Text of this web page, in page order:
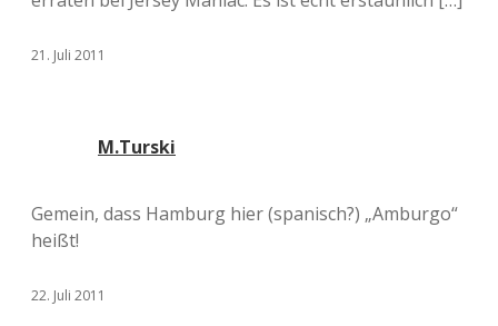
21. Juli 2011
M.Turski
Gemein, dass Hamburg hier (spanisch?) „Amburgo“
heißt!
22. Juli 2011